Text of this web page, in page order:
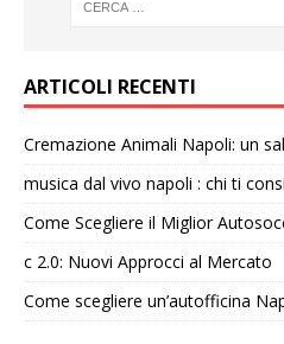
ARTICOLI RECENTI
Cremazione Animali Napoli: un
musica dal vivo napoli : chi ti
Come Scegliere il Miglior
c 2.0: Nuovi Approcci al Mercato
Come scegliere un’autofficina